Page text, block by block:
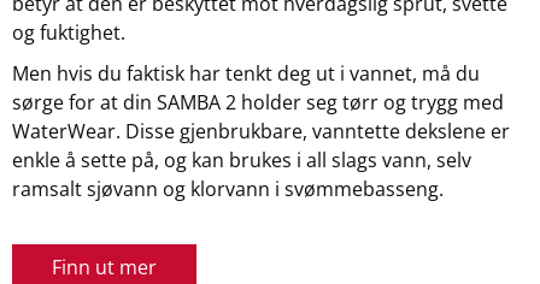
og fuktighet.
Men hvis du faktisk har tenkt deg ut i vannet, må du
sørge for at din SAMBA 2 holder seg tørr og trygg med
WaterWear. Disse gjenbrukbare, vanntette dekslene er
enkle å sette på, og kan brukes i all slags vann, selv
ramsalt sjøvann og klorvann i svømmebasseng.
Finn ut mer